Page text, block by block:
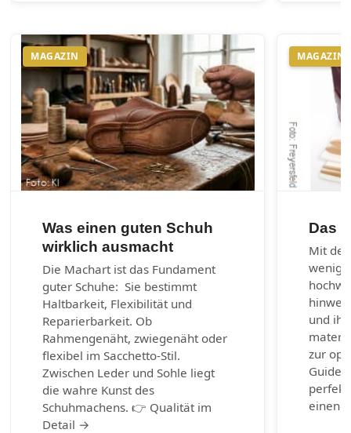
MAGAZIN
Was einen guten Schuh
wirklich ausmacht
Die Machart ist das Fundament
guter Schuhe: Sie bestimmt
Haltbarkeit, Flexibilität und
Reparierbarkeit. Ob
Rahmengenäht, zwiegenäht oder
flexibel im Sacchetto-Stil.
Zwischen Leder und Sohle liegt
die wahre Kunst des
Schuhmachens. 👉 Qualität im
Detail →
MAGAZIN
Das
Mit
wenig
und
zur
Guide
einen